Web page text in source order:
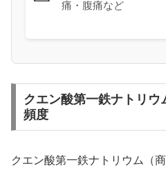
痛・腹痛など
クエン酸第一鉄ナトリウ
頻度
クエン酸第一鉄ナトリウム（